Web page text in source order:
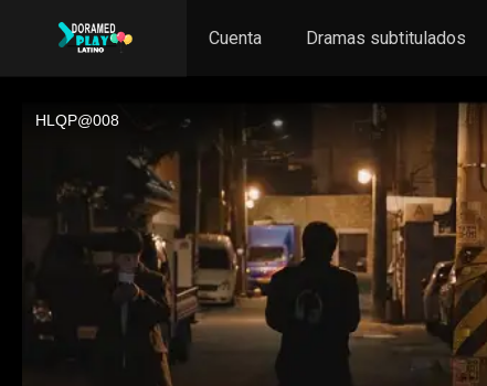
Cuenta Dramas subtitulados